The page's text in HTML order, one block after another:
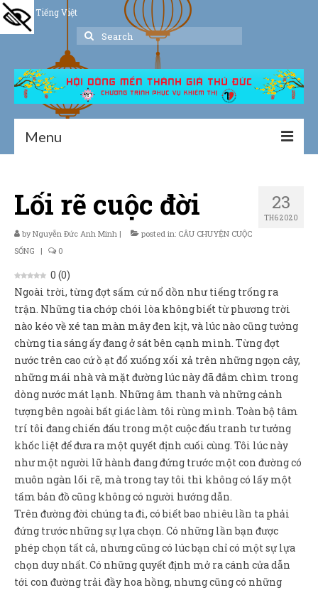
Tiếng Việt
Search
Menu
Giới thiệu
Hoạt động
Dịch vụ hỗ trợ
Sản Phẩm
Giúp đỡ
Liên hệ
23
TH6 2020
Lối rẽ cuộc đời
byNguyễn Đức Anh Minh | posted in: CÂU CHUYỆN CUỘC
SỐNG
| 0
0 (0)
Ngoài trời, từng đợt sấm cứ nổ dồn như tiếng trống ra
trận. Những tia chớp chói lòa không biết từ phương trời
nào kéo về xé tan màn mây đen kịt, và lúc nào cũng tưởng
chừng tia sáng ấy đang ở sát bên cạnh mình. Từng đợt
nước trên cao cứ ồ ạt đổ xuống xối xả trên những ngọn cây,
những mái nhà và mặt đường lúc này đã đắm chìm trong
dòng nước mát lạnh. Những âm thanh và những cảnh
tượng bên ngoài bất giác làm tôi rùng mình. Toàn bộ tâm
trí tôi đang chiến đấu trong một cuộc đấu tranh tư tưởng
khốc liệt để đưa ra một quyết định cuối cùng. Tôi lúc này
như một người lữ hành đang đứng trước một con đường có
muôn ngàn lối rẽ, mà trong tay tôi thì không có lấy một
tấm bản đồ cũng không có người hướng dẫn.
Trên đường đời chúng ta đi, có biết bao nhiêu lần ta phải
đứng trước những sự lựa chọn. Có những lần bạn được
phép chọn tất cả, nhưng cũng có lúc bạn chỉ có một sự lựa
chọn duy nhất. Có những quyết định mở ra cánh cửa dẫn
tới con đường trải đầy hoa hồng, nhưng cũng có những